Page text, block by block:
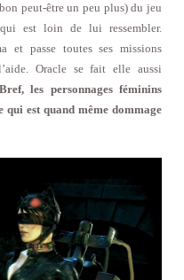
peut-être un peu plus) du jeu
est loin de lui ressembler.
et passe toutes ses missions
Oracle se fait elle aussi
Bref, les personnages féminins
est quand même dommage